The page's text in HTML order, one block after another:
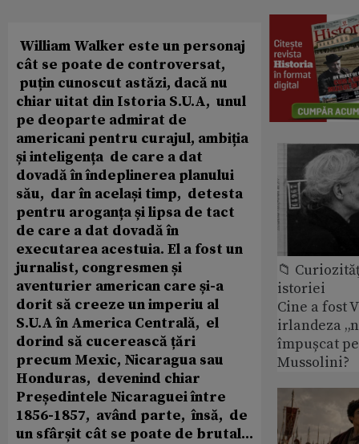
William Walker este un personaj
cât se poate de controversat,
puțin cunoscut astăzi, dacă nu
chiar uitat din Istoria S.U.A, unul
pe deoparte admirat de
americani pentru curajul, ambiția
și inteligența de care a dat
dovadă în îndeplinerea planului
său, dar în același timp, detesta
pentru aroganța și lipsa de tact
de care a dat dovadă în
executarea acestuia. El a fost un
jurnalist, congresmen și
aventurier american care și-a
dorit să creeze un imperiu al
S.U.A în America Centrală, el
dorind să cucerească țări
precum Mexic, Nicaragua sau
Honduras, devenind chiar
Președintele Nicaraguei între
1856-1857, având parte, însă, de
un sfârșit cât se poate de brutal...
📁
istoriei
Cine a fost
irlandeza
împușcat
Mussolini?